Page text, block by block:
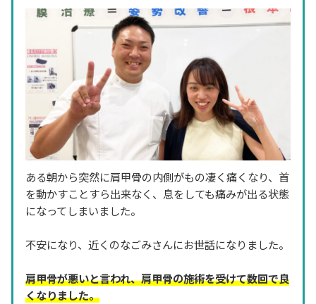
ある朝から突然に肩甲骨の内側がもの凄く痛くなり、首
を動かすことすら出来なく、息をしても痛みが出る状態
になってしまいました。
不安になり、近くのなごみさんにお世話になりました。
肩甲骨が悪いと言われ、肩甲骨の施術を受けて数回で良
くなりました。